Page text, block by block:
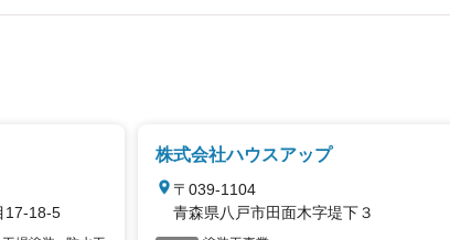
17-18-5
株式会社ハウスアップ
〒039-1104
青森県八戸市田面木字堤下３